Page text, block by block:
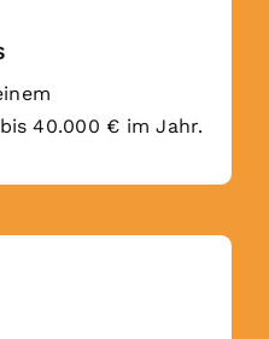
40.000 € im Jahr.